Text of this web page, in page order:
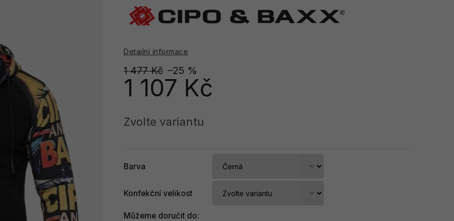
1 477 Kč –25 %
1 107 Kč
cena:
Zvolte variantu
Barva
Konfekční velikost
Můžeme doručit do:
Detailní informace